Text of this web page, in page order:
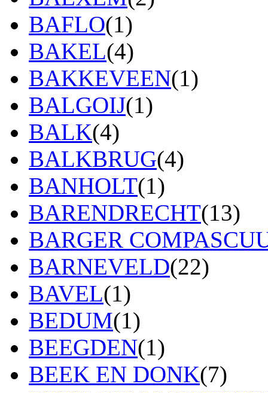
BAFLO(1)
BAKEL(4)
BAKKEVEEN(1)
BALGOIJ(1)
BALK(4)
BALKBRUG(4)
BANHOLT(1)
BARENDRECHT(13)
BARGER
BARNEVELD(22)
BAVEL(1)
BEDUM(1)
BEEGDEN(1)
BEEK EN DONK(7)